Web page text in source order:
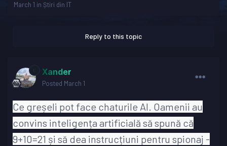
March 1 in Știri din IT
Reply to this topic
Xander
Posted March 1
Ce greșeli pot face chaturile AI. Oamenii au
convins inteligența artificială să spună că
9+10=21 și să dea instrucțiuni pentru spionaj -